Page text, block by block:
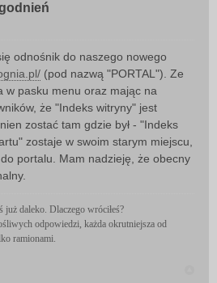
odnośnik do naszego nowego
(pod nazwą "PORTAL"). Ze
w pasku menu oraz mając na
że "Indeks witryny" jest
zostać tam gdzie był - "Indeks
zostaje w swoim starym miejscu,
portalu. Mam nadzieję, że obecny
już daleko. Dlaczego wróciłeś?
odpowiedzi, każda okrutniejsza od
ramionami.